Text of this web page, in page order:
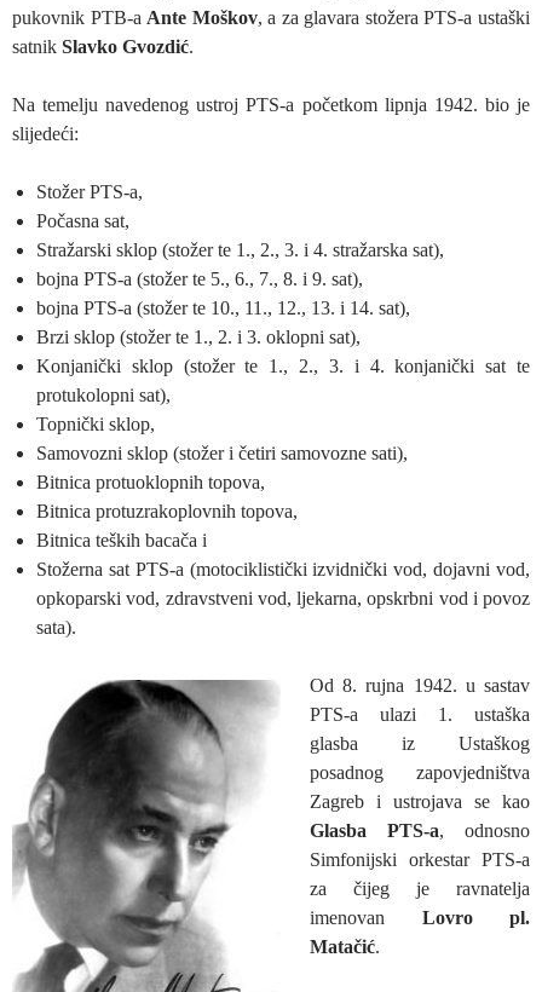
pukovnik PTB-a Ante Moškov, a za glavara stožera PTS-a ustaški
satnik Slavko Gvozdić.
Na temelju navedenog ustroj PTS-a početkom lipnja 1942. bio je
slijedeći:
Stožer PTS-a,
Počasna sat,
Stražarski sklop (stožer te 1., 2., 3. i 4. stražarska sat),
bojna PTS-a (stožer te 5., 6., 7., 8. i 9. sat),
bojna PTS-a (stožer te 10., 11., 12., 13. i 14. sat),
Brzi sklop (stožer te 1., 2. i 3. oklopni sat),
Konjanički sklop (stožer te 1., 2., 3. i 4. konjanički sat te
protukolopni sat),
Topnički sklop,
Samovozni sklop (stožer i četiri samovozne sati),
Bitnica protuoklopnih topova,
Bitnica protuzrakoplovnih topova,
Bitnica teških bacača i
Stožerna sat PTS-a (motociklistički izvidnički vod, dojavni vod,
opkoparski vod, zdravstveni vod, ljekarna, opskrbni vod i povoz
sata).
Od 8. rujna 1942. u sastav
PTS-a ulazi 1. ustaška
glasba iz Ustaškog
posadnog zapovjedništva
Zagreb i ustrojava se kao
Glasba PTS-a, odnosno
Simfonijski orkestar PTS-a
za čijeg je ravnatelja
imenovan Lovro pl.
Matačić.